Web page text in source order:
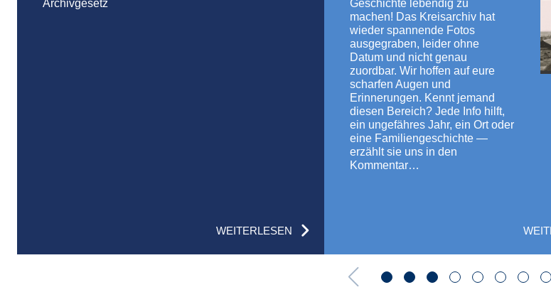
Archivgesetz
WEITERLESEN
Geschichte lebendig zu
machen! Das Kreisarchiv hat
wieder spannende Fotos
ausgegraben, leider ohne
Datum und nicht genau
zuordbar. Wir hoffen auf eure
scharfen Augen und
Erinnerungen. Kennt jemand
diesen Bereich? Jede Info hilft,
ein ungefähres Jahr, ein Ort oder
eine Familiengeschichte —
erzählt sie uns in den
Kommentar…